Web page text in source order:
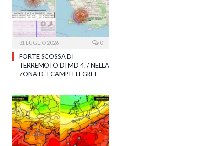
31 LUGLIO 2026 0
FORTE SCOSSA DI
TERREMOTO DI MD 4.7 NELLA
ZONA DEI CAMPI FLEGREI